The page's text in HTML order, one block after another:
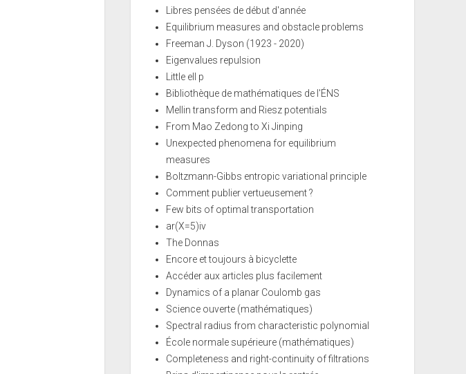
Libres pensées de début d'année
Equilibrium measures and obstacle problems
Freeman J. Dyson (1923 - 2020)
Eigenvalues repulsion
Little ell p
Bibliothèque de mathématiques de l'ÉNS
Mellin transform and Riesz potentials
From Mao Zedong to Xi Jinping
Unexpected phenomena for equilibrium
measures
Boltzmann-Gibbs entropic variational principle
Comment publier vertueusement ?
Few bits of optimal transportation
ar(X=5)iv
The Donnas
Encore et toujours à bicyclette
Accéder aux articles plus facilement
Dynamics of a planar Coulomb gas
Science ouverte (mathématiques)
Spectral radius from characteristic polynomial
École normale supérieure (mathématiques)
Completeness and right-continuity of filtrations